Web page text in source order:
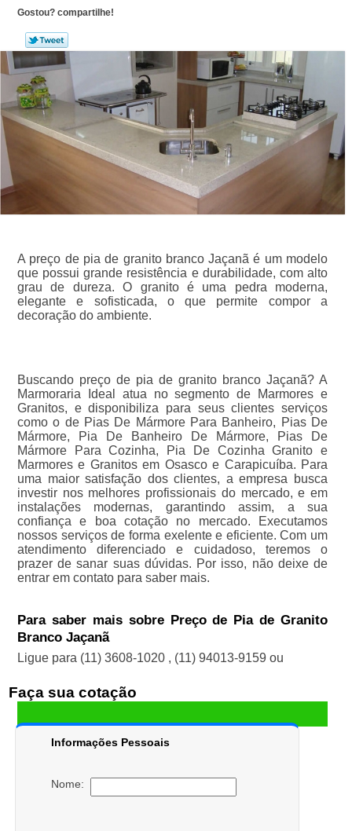
Gostou? compartilhe!
A preço de pia de granito branco Jaçanã é um modelo
que possui grande resistência e durabilidade, com alto
grau de dureza. O granito é uma pedra moderna,
elegante e sofisticada, o que permite compor a
decoração do ambiente.
Buscando preço de pia de granito branco Jaçanã? A
Marmoraria Ideal atua no segmento de Marmores e
Granitos, e disponibiliza para seus clientes serviços
como o de Pias De Mármore Para Banheiro, Pias De
Mármore, Pia De Banheiro De Mármore, Pias De
Mármore Para Cozinha, Pia De Cozinha Granito e
Marmores e Granitos em Osasco e Carapicuíba. Para
uma maior satisfação dos clientes, a empresa busca
investir nos melhores profissionais do mercado, e em
instalações modernas, garantindo assim, a sua
confiança e boa cotação no mercado. Executamos
nossos serviços de forma exelente e eficiente. Com um
atendimento diferenciado e cuidadoso, teremos o
prazer de sanar suas dúvidas. Por isso, não deixe de
entrar em contato para saber mais.
Para saber mais sobre Preço de Pia de Granito
Branco Jaçanã
Ligue para (11) 3608-1020 , (11) 94013-9159 ou
Faça sua cotação
Informações Pessoais
Nome: